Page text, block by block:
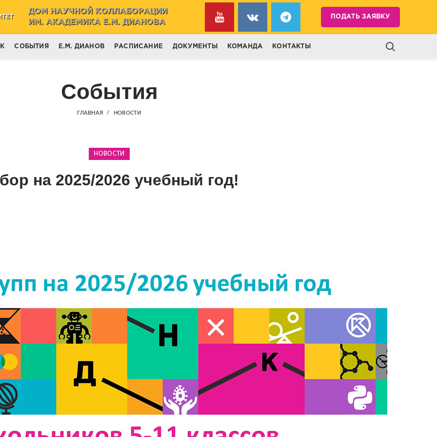
ДОМ НАУЧНОЙ КОЛЛАБОРАЦИИ
ИМ. АКАДЕМИКА Е.М. ДИАНОВА
ПОДАТЬ ЗАЯВКУ
СОБЫТИЯ Е.М. ДИАНОВ РАСПИСАНИЕ ДОКУМЕНТЫ КОМАНДА КОНТАКТЫ
События
ГЛАВНАЯ НОВОСТИ
НОВОСТИ
на 2025/2026 учебный год!